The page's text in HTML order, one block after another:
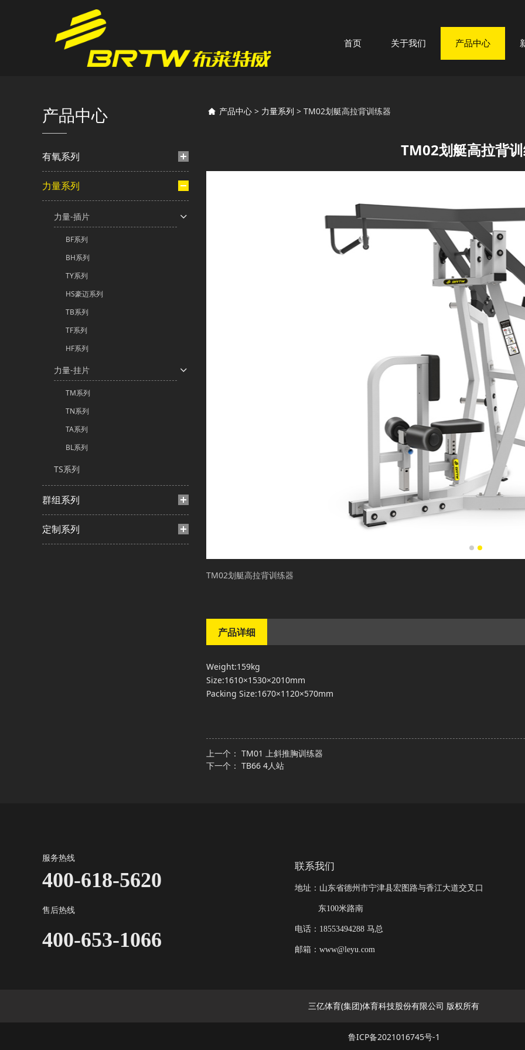
首页 关于我们 产品中心
产品中心
有氧系列
力量系列
力量-插片
BF系列
BH系列
TY系列
HS豪迈系列
TB系列
TF系列
HF系列
力量-挂片
TM系列
TN系列
TA系列
BL系列
TS系列
群组系列
定制系列
TM02划艇高拉背训练器
产品中心 > 力量系列 > TM02划艇高拉背训练器
TM02划艇高拉背
TM02划艇高拉背训练器
产品详细
Weight:159kg
Size:1610×1530×2010mm
Packing Size:1670×1120×570mm
上一个： TM01 上斜推胸训练器
下一个： TB66 4人站
服务热线
400-618-5620
售后热线
400-653-1066
联系我们
地址：山东省德州市宁津县宏图路与香江大道交叉口
东100米路南
电话：18553494288 马总
邮箱：www@leyu.com
三亿体育(集团)体育科技股份有限公司 版权所有
鲁ICP备2021016745号-1